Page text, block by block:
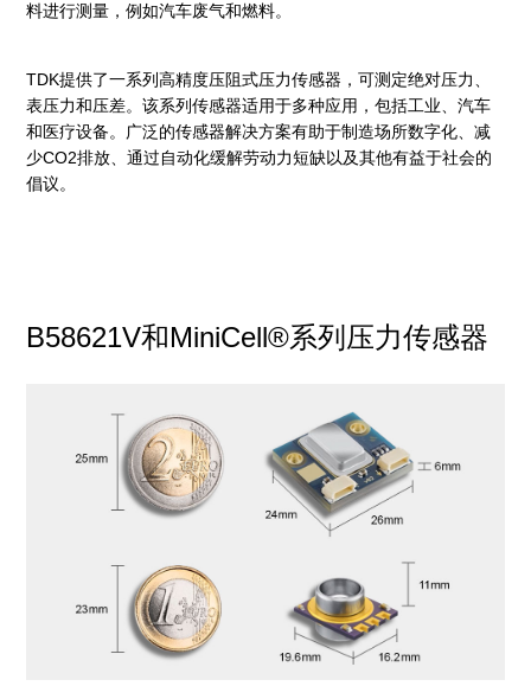
料进行测量，例如汽车废气和燃料。
TDK提供了一系列高精度压阻式压力传感器，可测定绝对压力、
表压力和压差。该系列传感器适用于多种应用，包括工业、汽车
和医疗设备。广泛的传感器解决方案有助于制造场所数字化、减
少CO2排放、通过自动化缓解劳动力短缺以及其他有益于社会的
倡议。
B58621V和MiniCell®系列压力传感器